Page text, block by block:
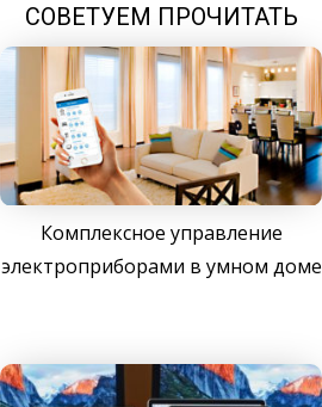
СОВЕТУЕМ ПРОЧИТАТЬ
Комплексное управление
электроприборами в умном доме